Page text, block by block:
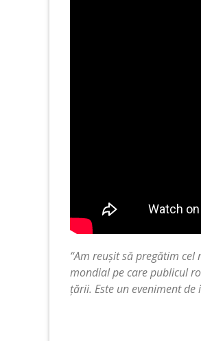
“Am reușit să pregătim cel
mondial pe care publicul
țării. Este un eveniment